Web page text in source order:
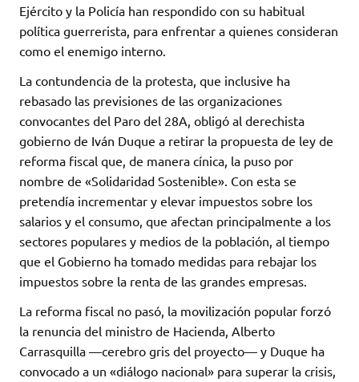
Ejército y la Policía han respondido con su habitual
política guerrerista, para enfrentar a quienes consideran
como el enemigo interno.
La contundencia de la protesta, que inclusive ha
rebasado las previsiones de las organizaciones
convocantes del Paro del 28A, obligó al derechista
gobierno de Iván Duque a retirar la propuesta de ley de
reforma fiscal que, de manera cínica, la puso por
nombre de «Solidaridad Sostenible». Con esta se
pretendía incrementar y elevar impuestos sobre los
salarios y el consumo, que afectan principalmente a los
sectores populares y medios de la población, al tiempo
que el Gobierno ha tomado medidas para rebajar los
impuestos sobre la renta de las grandes empresas.
La reforma fiscal no pasó, la movilización popular forzó
la renuncia del ministro de Hacienda, Alberto
Carrasquilla —cerebro gris del proyecto— y Duque ha
convocado a un «diálogo nacional» para superar la crisis,